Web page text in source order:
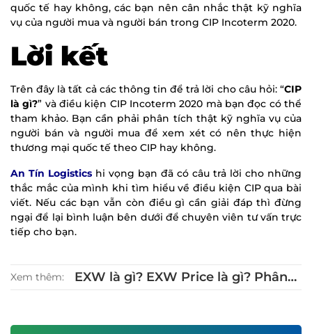
quốc tế hay không, các bạn nên cân nhắc thật kỹ nghĩa
vụ của người mua và người bán trong CIP Incoterm 2020.
Lời kết
Trên đây là tất cả các thông tin để trả lời cho câu hỏi: “CIP
là gì?” và điều kiện CIP Incoterm 2020 mà bạn đọc có thể
tham khảo. Bạn cần phải phân tích thật kỹ nghĩa vụ của
người bán và người mua để xem xét có nên thực hiện
thương mại quốc tế theo CIP hay không.
An Tín Logistics hi vọng bạn đã có câu trả lời cho những
thắc mắc của mình khi tìm hiểu về điều kiện CIP qua bài
viết. Nếu các bạn vẫn còn điều gì cần giải đáp thì đừng
ngại để lại bình luận bên dưới để chuyên viên tư vấn trực
tiếp cho bạn.
Xem thêm:
EXW là gì? EXW Price là gì? Phân